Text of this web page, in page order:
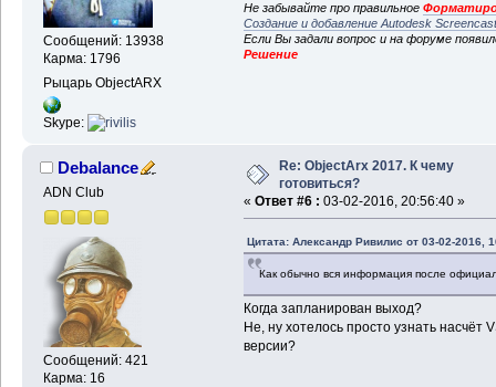
Сообщений: 13938
Карма: 1796
Рыцарь ObjectARX
Skype:
Не забывайте про правильное
Создание и добавление Autodesk
Если Вы задали вопрос и на форуме
Решение
Debalance
ADN Club
Сообщений: 421
Карма: 16
Re: ObjectArx 2017. К чему
готовиться?
« Ответ #6 : 03-02-2016, 20:56:40 »
Цитата: Александр Ривилис от 03-02-2016,
Как обычно вся информация после
Когда запланирован выход?
Не, ну хотелось просто узнать
версии?